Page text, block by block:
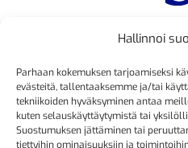
Hallinnoi
Parhaan kokemuksen tarjoamiseksi
evästeitä, tallentaaksemme ja/tai
tekniikoiden hyväksyminen antaa
kuten selauskäyttäytymistä tai
Suostumuksen jättäminen tai
tiettyihin ominaisuuksiin ja
Kristiina
040